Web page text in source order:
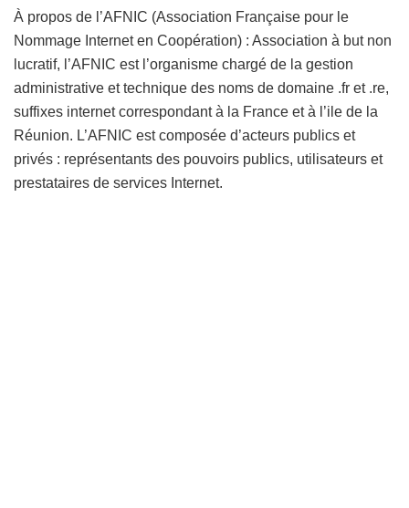
À propos de l’AFNIC (Association Française pour le
Nommage Internet en Coopération) : Association à but non
lucratif, l’AFNIC est l’organisme chargé de la gestion
administrative et technique des noms de domaine .fr et .re,
suffixes internet correspondant à la France et à l’ile de la
Réunion. L’AFNIC est composée d’acteurs publics et
privés : représentants des pouvoirs publics, utilisateurs et
prestataires de services Internet.